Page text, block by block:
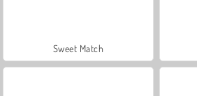
Sweet Match